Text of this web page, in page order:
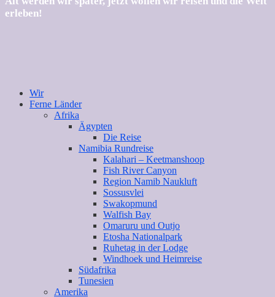
erleben!
Wir
Ferne Länder
Afrika
Ägypten
Die Reise
Namibia Rundreise
Kalahari – Keetmanshoop
Fish River Canyon
Region Namib Naukluft
Sossusvlei
Swakopmund
Walfish Bay
Omaruru und Outjo
Etosha Nationalpark
Ruhetag in der Lodge
Windhoek und Heimreise
Südafrika
Tunesien
Amerika